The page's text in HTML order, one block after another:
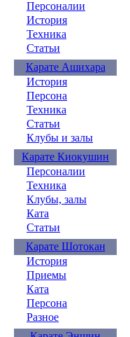
Персоналии
История
Техника
Статьи
Карате Ашихара
История
Персона
Техника
Статьи
Клубы и залы
Карате Киокушин
Персоналии
Техника
Клубы, залы
Ката
Статьи
Карате Шотокан
История
Приемы
Ката
Персона
Разное